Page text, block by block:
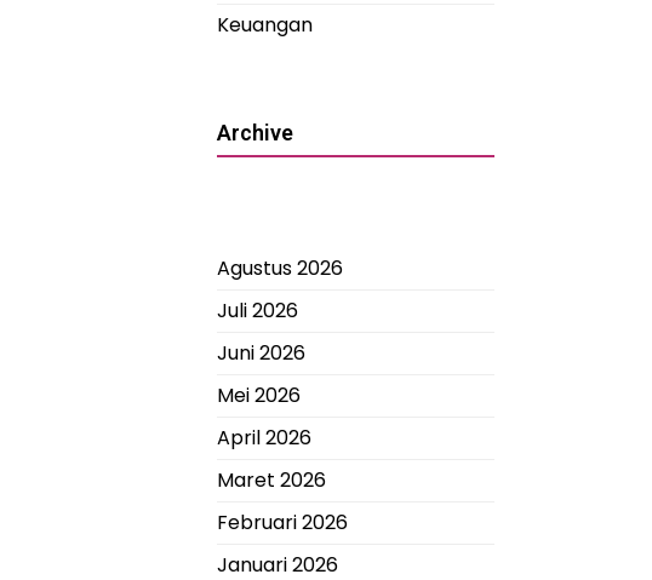
Keuangan
Archive
Agustus 2026
Juli 2026
Juni 2026
Mei 2026
April 2026
Maret 2026
Februari 2026
Januari 2026